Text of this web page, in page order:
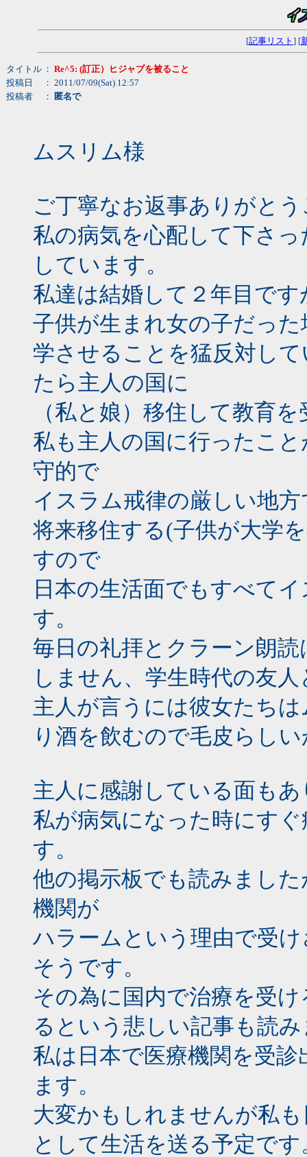
[記事リスト ] [
タイトル ： Re^5: (訂正）ヒジャブを被ること
投稿日
： 2011/07/09(Sat) 12:57
投稿者
： 匿名で
ムスリム様
ご丁寧なお返事ありがと
私の病気を心配して下さ
しています。
私達は結婚して２年目で
子供が生まれ女の子だっ
学させることを猛反対し
たら主人の国に
（私と娘）移住して教育
私も主人の国に行ったこ
守的で
イスラム戒律の厳しい地
将来移住する(子供が大学
すので
日本の生活面でもすべて
す。
毎日の礼拝とクラーン朗
しません、学生時代の友
主人が言うには彼女たち
り酒を飲むので毛皮らし
主人に感謝している面も
私が病気になった時にす
す。
他の掲示板でも読みまし
機関が
ハラームという理由で受
そうです。
その為に国内で治療を受
るという悲しい記事も読
私は日本で医療機関を受
ます。
大変かもしれませんが私
として生活を送る予定です